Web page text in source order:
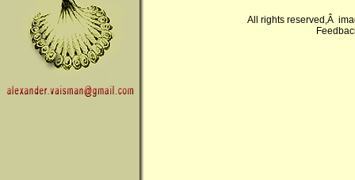
All rights reserved,Â